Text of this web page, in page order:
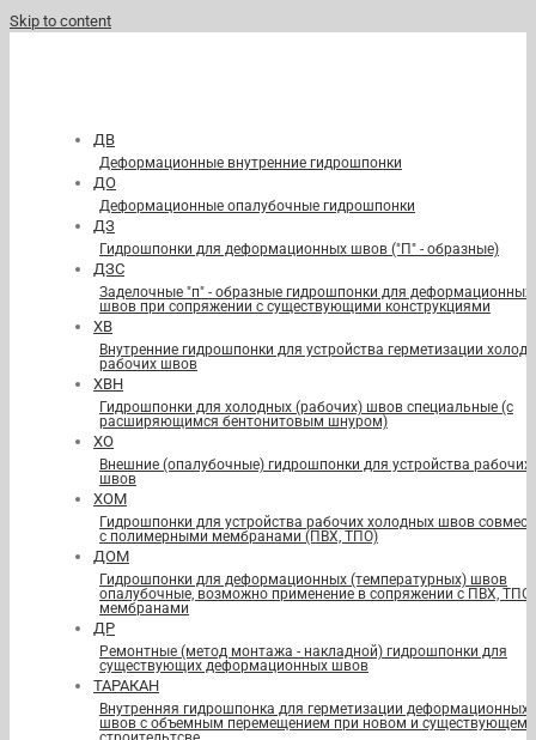
Skip to content
ДВ
Деформационные внутренние гидрошпонки
ДО
Деформационные опалубочные гидрошпонки
ДЗ
Гидрошпонки для деформационных швов ("П" - образные)
ДЗС
Заделочные "п" - образные гидрошпонки для деформационных
швов при сопряжении с существующими конструкциями
ХВ
Внутренние гидрошпонки для устройства герметизации
рабочих швов
ХВН
Гидрошпонки для холодных (рабочих) швов специальные (с
расширяющимся бентонитовым шнуром)
ХО
Внешние (опалубочные) гидрошпонки для устройства рабочих
швов
ХОМ
Гидрошпонки для устройства рабочих холодных швов
с полимерными мембранами (ПВХ, ТПО)
ДОМ
Гидрошпонки для деформационных (температурных) швов
опалубочные, возможно применение в сопряжении с ПВХ, ТПО
мембранами
ДР
Ремонтные (метод монтажа - накладной) гидрошпонки для
существующих деформационных швов
ТАРАКАН
Внутренняя гидрошпонка для герметизации деформационных
швов с объемным перемещением при новом и существующем